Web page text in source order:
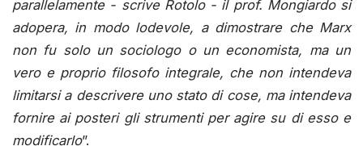
parallelamente - scrive Rotolo - il prof. Mongiardo si
adopera, in modo lodevole, a dimostrare che Marx
non fu solo un sociologo o un economista, ma un
vero e proprio filosofo integrale, che non intendeva
limitarsi a descrivere uno stato di cose, ma intendeva
fornire ai posteri gli strumenti per agire su di esso e
modificarlo”.